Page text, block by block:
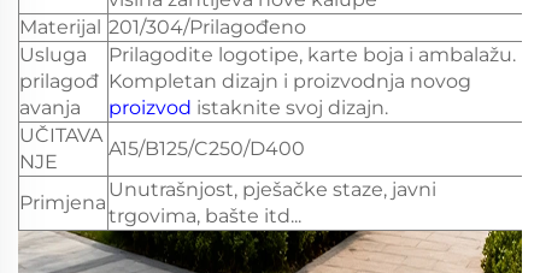
Materijal 201/304/Prilagođeno
Usluga
prilagođ
avanja
Prilagodite logotipe, karte boja i ambalažu.
Kompletan dizajn i proizvodnja novog
proizvod istaknite svoj dizajn.
UČITAVA
NJE
A15/B125/C250/D400
Primjena
Unutrašnjost, pješačke staze, javni
trgovima, bašte itd...